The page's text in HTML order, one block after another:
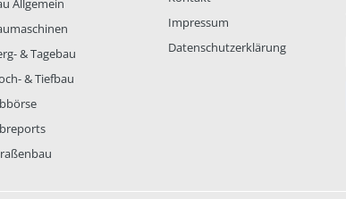
Allgemein
& Tagebau
& Tiefbau
Impressum
Datenschutzerklärung